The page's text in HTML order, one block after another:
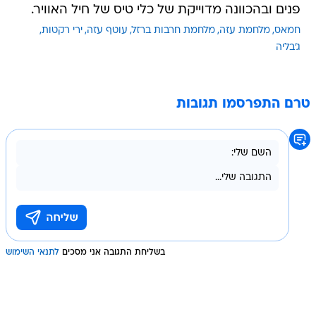
פנים ובהכוונה מדוייקת של כלי טיס של חיל האוויר.
חמאס מלחמת עזה מלחמת חרבות ברזל עוטף עזה ירי רקטות
ג'בליה
טרם התפרסמו תגובות
בשליחת התגובה אני מסכים לתנאי השימוש